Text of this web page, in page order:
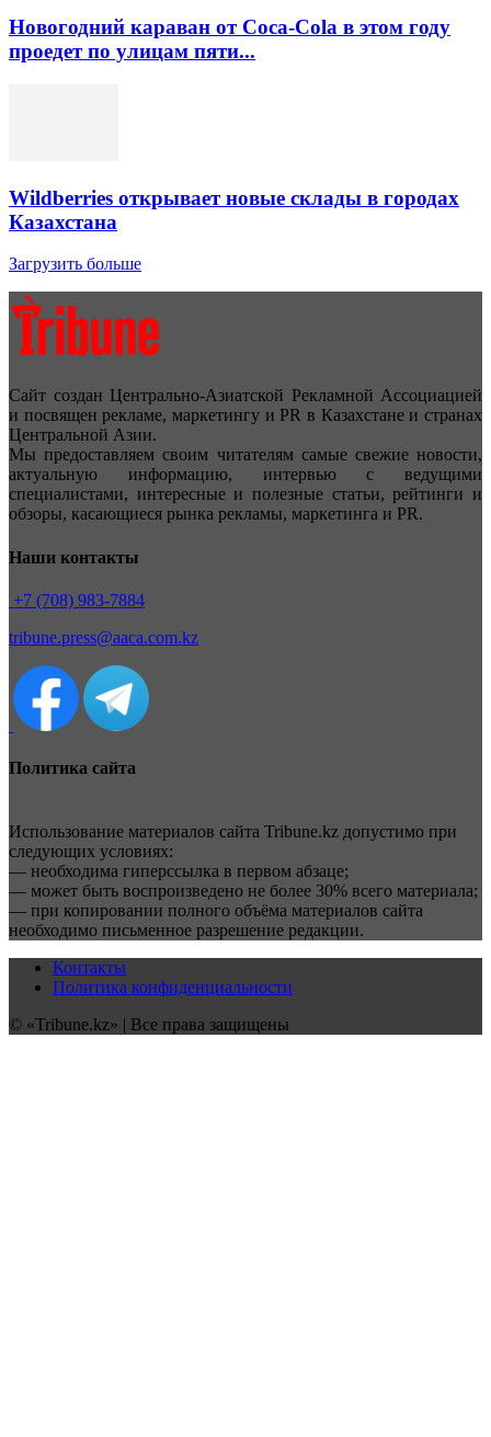
Новогодний караван от Coca-Cola в этом году
проедет по улицам пяти...
Wildberries открывает новые склады в городах
Казахстана
Загрузить больше
Сайт создан Центрально-Азиатской Рекламной Ассоциацией
и посвящен рекламе, маркетингу и PR в Казахстане и странах
Центральной Азии.
Мы предоставляем своим читателям самые свежие новости,
актуальную информацию, интервью с ведущими
специалистами, интересные и полезные статьи, рейтинги и
обзоры, касающиеся рынка рекламы, маркетинга и PR.
Наши контакты
+7 (708) 983-7884
tribune.press@aaca.com.kz
Политика сайта
Использование материалов сайта Tribune.kz допустимо при
следующих условиях:
— необходима гиперссылка в первом абзаце;
— может быть воспроизведено не более 30% всего материала;
— при копировании полного объёма материалов сайта
необходимо письменное разрешение редакции.
Контакты
Политика конфиденциальности
© «Tribune.kz» | Все права защищены